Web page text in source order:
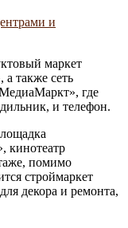
маркет
также сеть
где
и телефон.
кинотеатр
помимо
строймаркет
декора и ремонта,